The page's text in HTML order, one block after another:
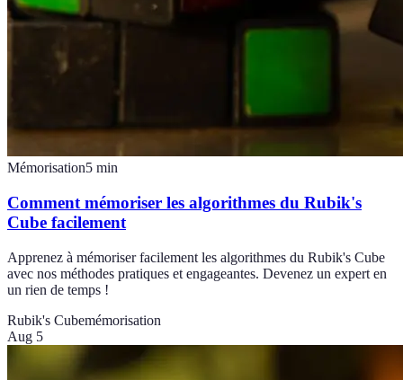
Mémorisation5 min
Comment mémoriser les algorithmes du Rubik's
Cube facilement
Apprenez à mémoriser facilement les algorithmes du Rubik's Cube
avec nos méthodes pratiques et engageantes. Devenez un expert en
un rien de temps !
Rubik's Cubemémorisation
Aug 5